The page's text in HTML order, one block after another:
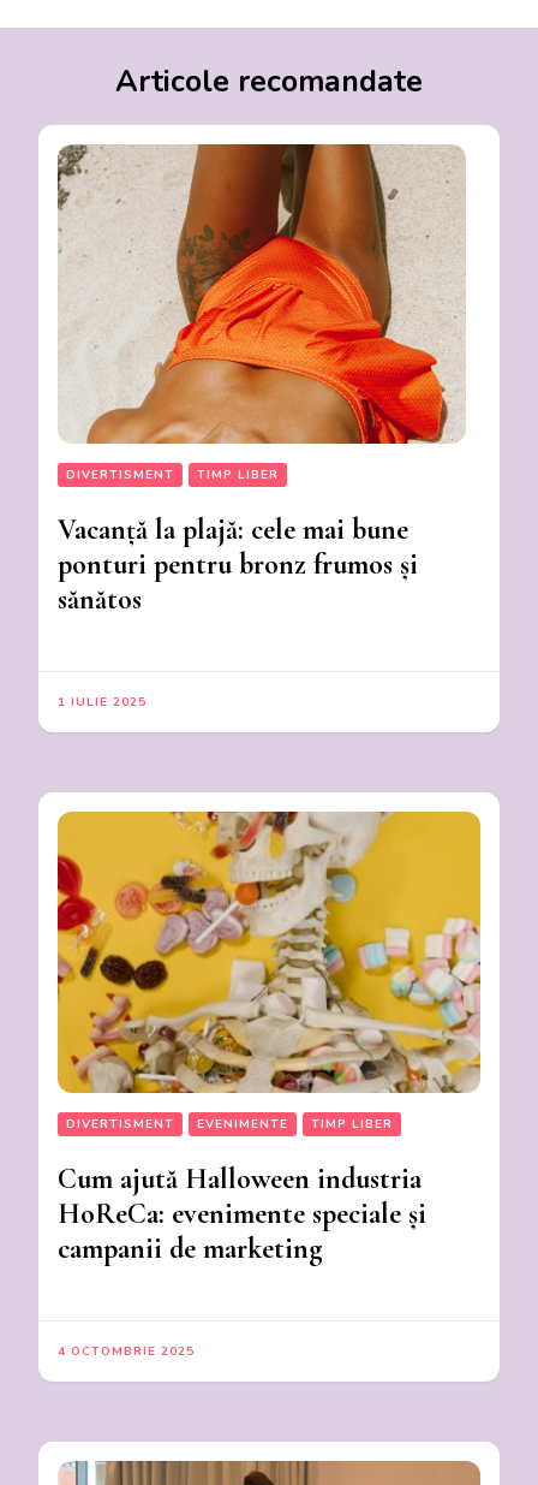
Articole recomandate
DIVERTISMENT TIMP LIBER
Vacanță la plajă: cele mai bune
ponturi pentru bronz frumos și
sănătos
1 IULIE 2025
DIVERTISMENT EVENIMENTE TIMP LIBER
Cum ajută Halloween industria
HoReCa: evenimente speciale și
campanii de marketing
4 OCTOMBRIE 2025